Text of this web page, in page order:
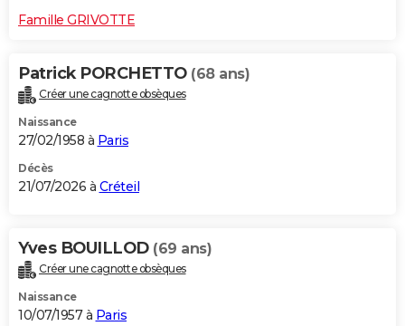
Famille GRIVOTTE
Patrick PORCHETTO (68 ans)
Créer une cagnotte obsèques
Naissance
27/02/1958 à Paris
Décès
21/07/2026 à Créteil
Yves BOUILLOD (69 ans)
Créer une cagnotte obsèques
Naissance
10/07/1957 à Paris